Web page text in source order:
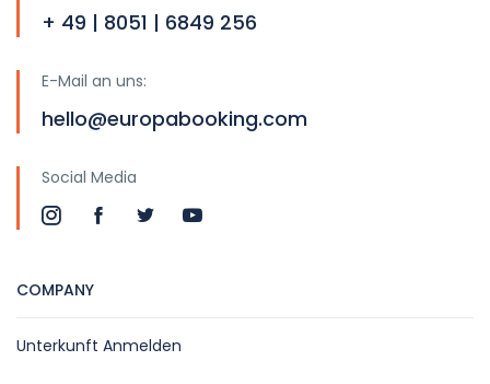
+ 49 | 8051 | 6849 256
E-Mail an uns:
hello@europabooking.com
Social Media
COMPANY
Unterkunft Anmelden